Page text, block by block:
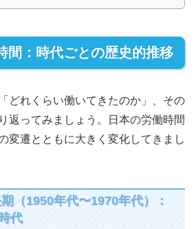
間：時代ごとの歴史的推移
どれくらい働いてきたのか」、その
返ってみましょう。日本の労働時間
変遷とともに大きく変化してきまし
（1950年代〜1970年代）：
代